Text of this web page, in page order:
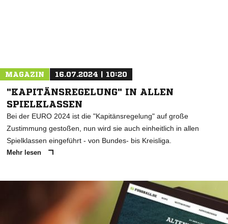
MAGAZIN 16.07.2024 | 10:20
"KAPITÄNSREGELUNG" IN ALLEN
SPIELKLASSEN
Bei der EURO 2024 ist die "Kapitänsregelung" auf große
Zustimmung gestoßen, nun wird sie auch einheitlich in allen
Spielklassen eingeführt - von Bundes- bis Kreisliga.
Mehr lesen